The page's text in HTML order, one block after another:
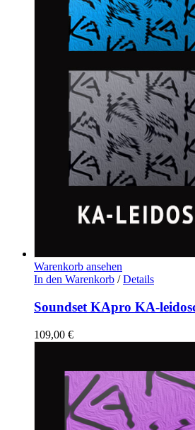
Warenkorb ansehen
In den Warenkorb / Details
Soundset KApro KA-
109,00 €